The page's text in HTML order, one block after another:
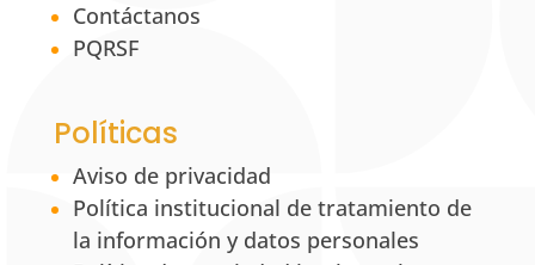
Contáctanos
PQRSF
Políticas
Aviso de privacidad
Política institucional de tratamiento de
la información y datos personales